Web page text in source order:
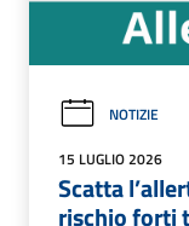
NOTIZIE
15 LUGLIO 2026
Scatta
rischio forti